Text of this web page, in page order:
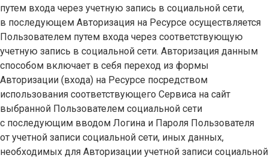
путем входа через учетную запись в социальной сети,
в последующем Авторизация на Ресурсе осуществляется
Пользователем путем входа через соответствующую
учетную запись в социальной сети. Авторизация данным
способом включает в себя переход из формы
Авторизации (входа) на Ресурсе посредством
использования соответствующего Сервиса на сайт
выбранной Пользователем социальной сети
с последующим вводом Логина и Пароля Пользователя
от учетной записи социальной сети, иных данных,
необходимых для Авторизации учетной записи социальной